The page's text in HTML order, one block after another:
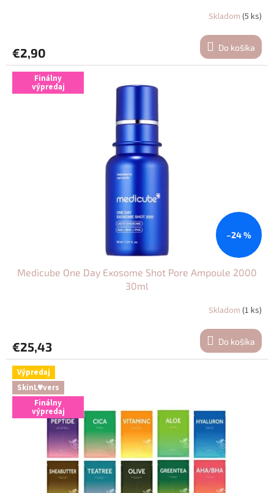
Skladom (5 ks)
€2,90 Do košíka
Finálny
výpredaj
–24 %
Medicube One Day Exosome Shot Pore Ampoule 2000
30ml
Skladom (1 ks)
€25,43 Do košíka
Výpredaj
SkinL♥vers
Finálny
výpredaj